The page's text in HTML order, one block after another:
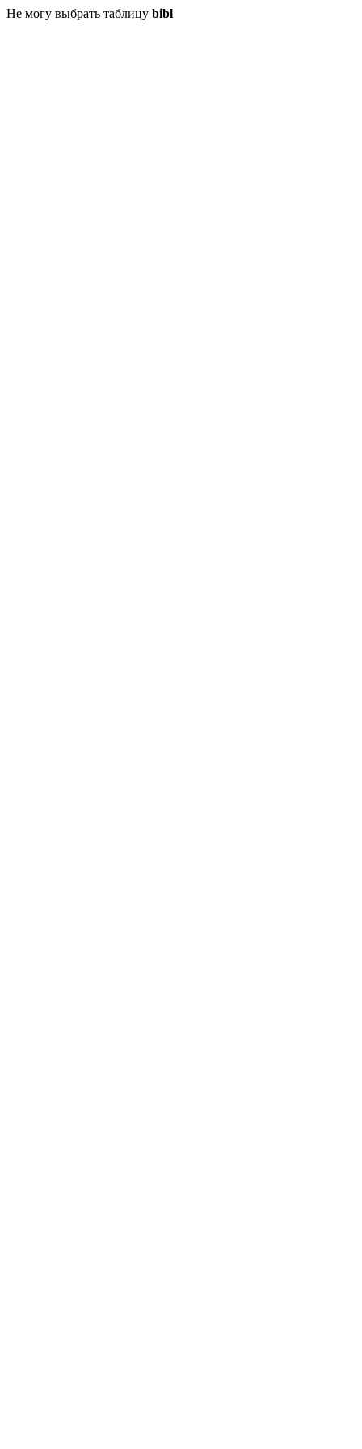
Не могу выбрать таблицу bibl